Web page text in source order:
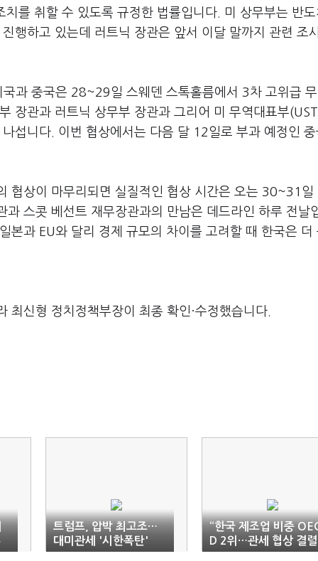
를 취할 수 있도록 규정한 법률입니다. 미 상무부는 반
행하고 있는데 러트닉 장관은 앞서 이달 말까지 관련 조
과 중국은 28~29일 스웨덴 스톡홀름에서 3차 고위급
장관과 러트닉 상무부 장관과 그리어 미 무역대표부
섭니다. 이번 협상에서는 다음 달 12일로 부과 예정인
협상이 마무리되면 실질적인 협상 시간은 오는 30~31일
스콧 베선트 재무장관과의 만남은 데드라인 하루 전날
본과 EU와 달리 경제 규모의 차이를 고려할 때 한국은 더
신형 정치정책부장이 최종 확인·수정했습니다.
트럼프, 압박 최고조…
대미관세 '시한폭탄'
“한국 제조업 비중
D 2위…관세 협상 결렬
시 직격탄”